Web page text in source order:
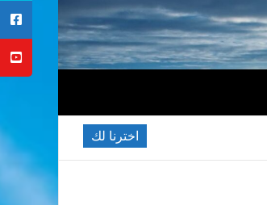
اخترنا لك